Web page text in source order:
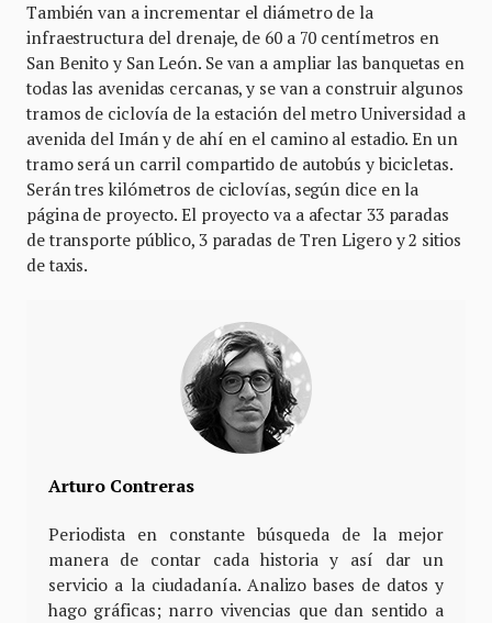
También van a incrementar el diámetro de la
infraestructura del drenaje, de 60 a 70 centímetros en
San Benito y San León. Se van a ampliar las banquetas en
todas las avenidas cercanas, y se van a construir algunos
tramos de ciclovía de la estación del metro Universidad a
avenida del Imán y de ahí en el camino al estadio. En un
tramo será un carril compartido de autobús y bicicletas.
Serán tres kilómetros de ciclovías, según dice en la
página de proyecto. El proyecto va a afectar 33 paradas
de transporte público, 3 paradas de Tren Ligero y 2 sitios
de taxis.
Arturo Contreras
Periodista en constante búsqueda de la mejor
manera de contar cada historia y así dar un
servicio a la ciudadanía. Analizo bases de datos y
hago gráficas; narro vivencias que dan sentido a